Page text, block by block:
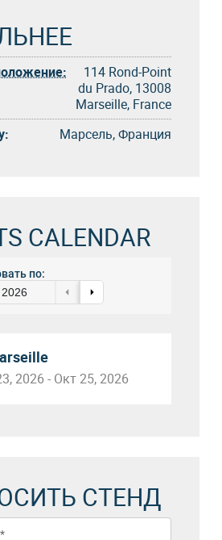
114 Rond-Point
du Prado, 13008
Marseille, France
Марсель, Франция
CALENDAR
по:
2026 - Окт 25, 2026
СТЕНД